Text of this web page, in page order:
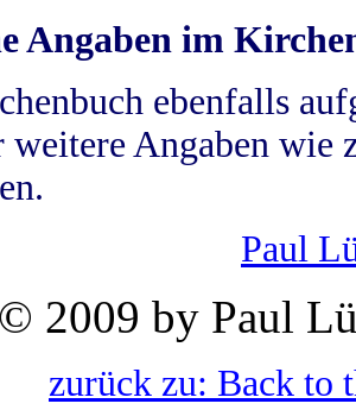
Angaben im
ebenfalls
weitere Angaben wie
Paul
© 2009 by Paul
zurück zu: Back to